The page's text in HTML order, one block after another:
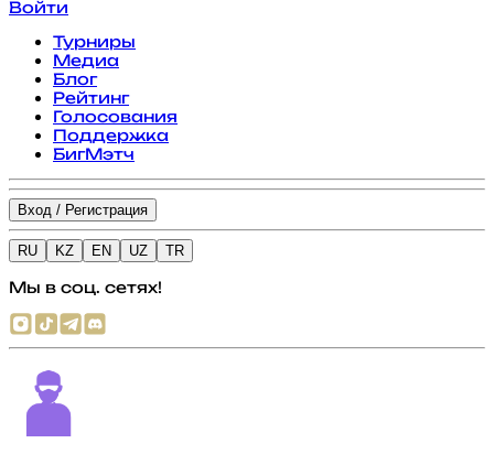
Войти
Турниры
Медиа
Блог
Рейтинг
Голосования
Поддержка
БигМэтч
Вход / Регистрация
RU KZ EN UZ TR
Мы в соц. сетях!